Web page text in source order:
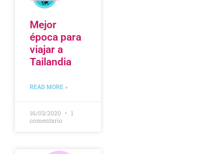
Mejor
época para
viajar a
Tailandia
READ MORE »
16/03/2020
1
comentario